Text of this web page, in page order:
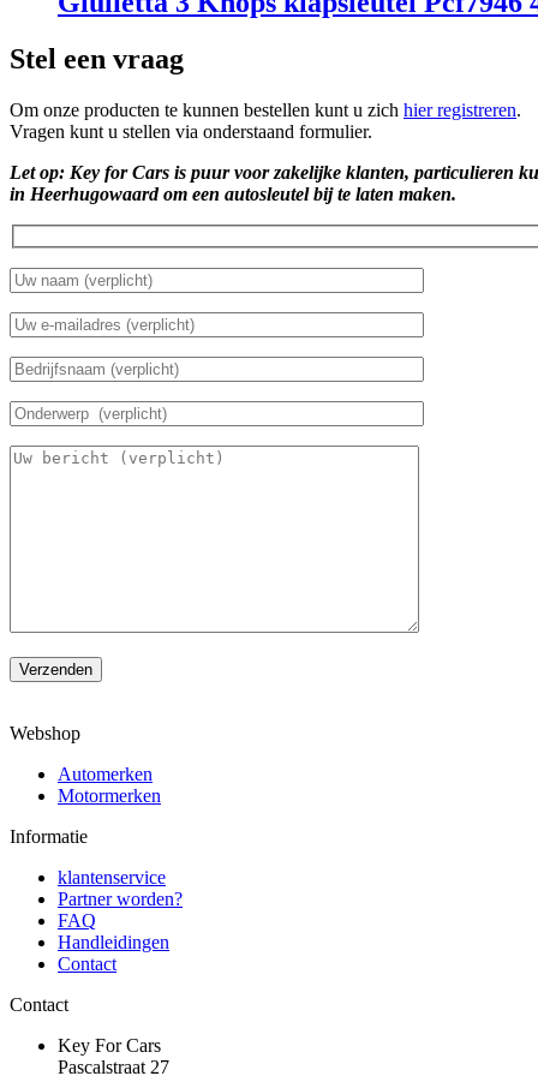
Stel een vraag
Om onze producten te kunnen bestellen kunt u zich hier registreren.
Vragen kunt u stellen via onderstaand formulier.
Let op: Key for Cars is puur voor zakelijke klanten, particulieren
in Heerhugowaard om een autosleutel bij te laten maken.
Verzenden
Webshop
Automerken
Motormerken
Informatie
klantenservice
Partner worden?
FAQ
Handleidingen
Contact
Contact
Key For Cars
Pascalstraat 27